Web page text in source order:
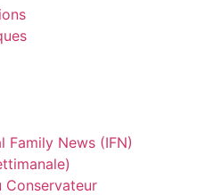
Family News (IFN)
Conservateur